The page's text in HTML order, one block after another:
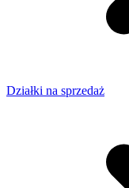
Działki na sprzedaż